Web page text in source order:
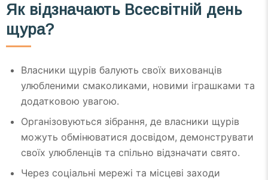
Як відзначають Всесвітній день
щура?
Власники щурів балують своїх вихованців
улюбленими смаколиками, новими іграшками та
додатковою увагою.​
Організовуються зібрання, де власники щурів
можуть обмінюватися досвідом, демонструвати
своїх улюбленців та спільно відзначати свято.​
Через соціальні мережі та місцеві заходи